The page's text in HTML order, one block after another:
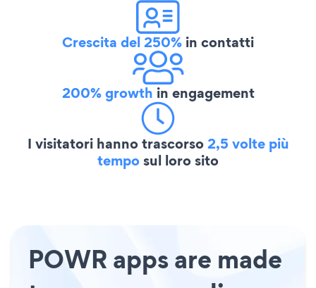
Crescita del 250% in contatti
200% growth in engagement
I visitatori hanno trascorso2,5 volte più
temposul loro sito
POWR apps are made